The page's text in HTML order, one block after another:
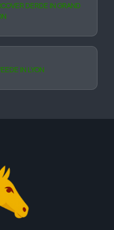
DERDE IN GRAND
IN LYON